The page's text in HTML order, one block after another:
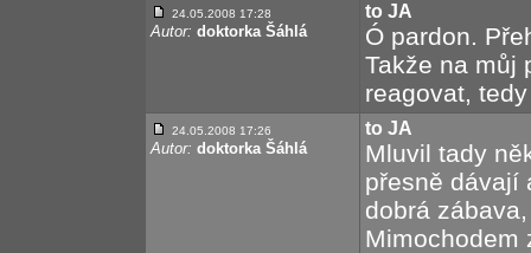
24.05.2008 17:28
Autor: doktorka Šáhlá
to JA
Ó pardon.
Takže na můj
reagovat,
24.05.2008 17:26
Autor: doktorka Šáhlá
to JA
Mluvil tady
přesně dávají
dobrá
Mimochodem